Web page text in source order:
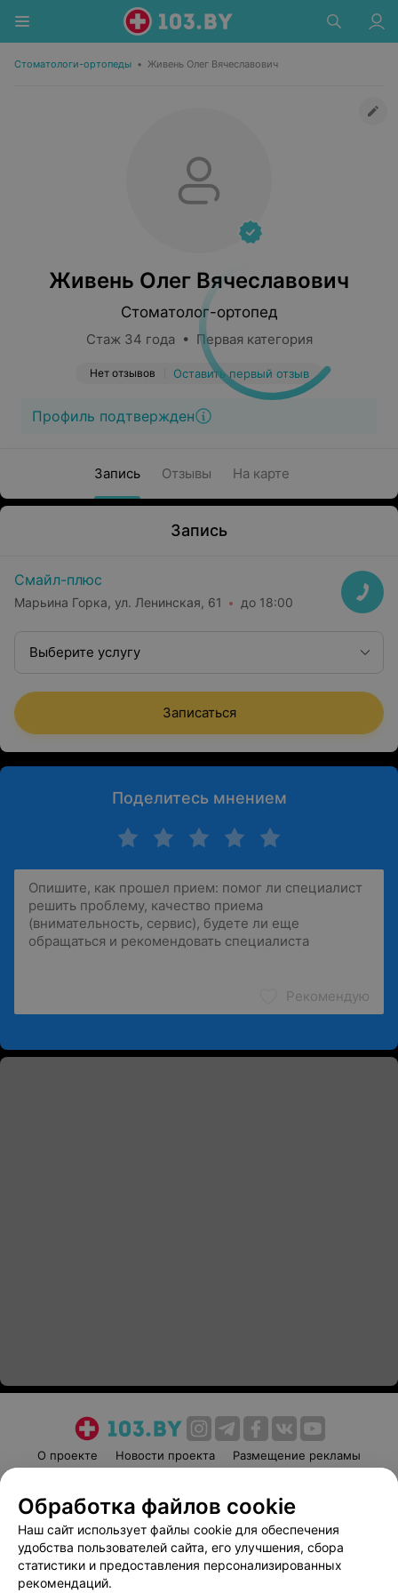
Стоматологи-ортопеды • Живень Олег Вячеславович
Живень Олег Вячеславович
Стоматолог-ортопед
Стаж 34 года • Первая категория
Нет отзывов Оставить первый отзыв
Профиль подтвержден
Запись Отзывы На карте
Запись
Смайл-плюс
Марьина Горка, ул. Ленинская, 61 до 18:00
Выберите услугу
Записаться
Поделитесь мнением
Рекомендую
О проекте Новости проекта
Размещение рекламы
Пользовательское соглашение
Способы оплаты
Вакансии
Партнеры
Написать руководителю 103.by
Обработка файлов cookie
Наш сайт использует файлы cookie для обеспечения
удобства пользователей сайта, его улучшения, сбора
статистики и предоставления персонализированных
рекомендаций.